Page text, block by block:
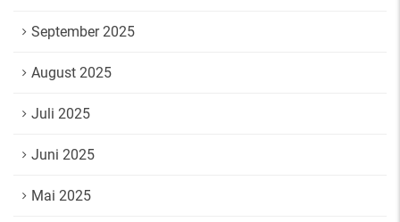
September 2025
August 2025
Juli 2025
Juni 2025
Mai 2025